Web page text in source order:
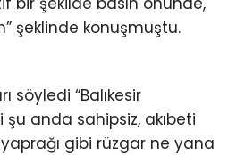
şeklinde konuşmuştu.
söyledi “Balıkesir
şu anda sahipsiz, akıbeti
gibi rüzgar ne yana